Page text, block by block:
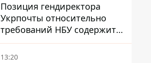
Позиция гендиректора
Укрпочты относительно
требований НБУ содержит
серьезные нестыковки –
депутат Ольга Василевская-
13:20